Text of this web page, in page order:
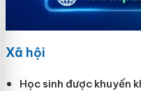
Xã hội
Học sinh được khuyến